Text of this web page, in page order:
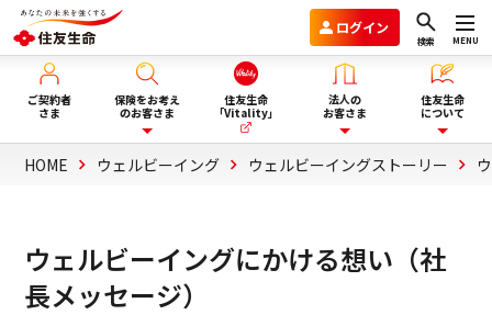
ログイン
検索 MENU
ご契約者
さま
保険をお考え
のお客さま
商品一覧
ライフイベント・目的から選
住友生命
「Vitality」
法人の
お客さま
団体保険と財形保険のお客さま
住友生命
について
会社情報
HOME ウェルビーイング ウェルビーイングストーリー
ウェルビーイングにかける想い（社
長メッセージ）